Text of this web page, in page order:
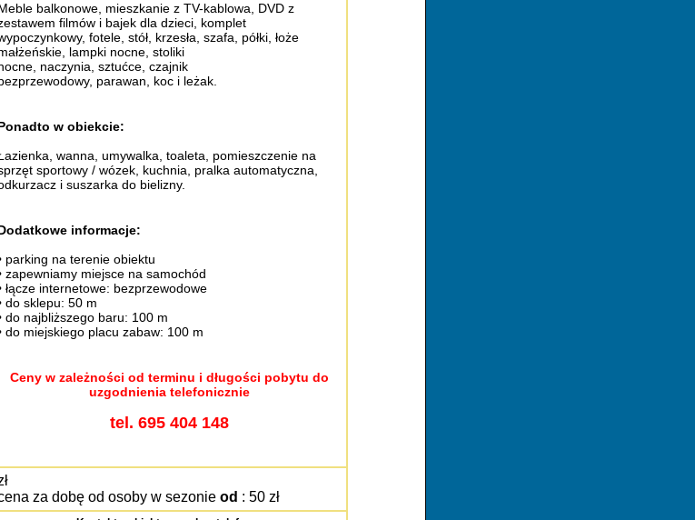
balkonowe, mieszkanie z TV-kablowa, DVD z
filmów i bajek dla dzieci, komplet
fotele, stół, krzesła, szafa, półki, łoże
lampki nocne, stoliki
naczynia, sztućce, czajnik
parawan, koc i leżak.
w obiekcie:
wanna, umywalka, toaleta, pomieszczenie na
sportowy / wózek, kuchnia, pralka automatyczna,
i suszarka do bielizny.
informacje:
parking na terenie obiektu
zapewniamy miejsce na samochód
łącze internetowe: bezprzewodowe
do sklepu: 50 m
do najbliższego baru: 100 m
do miejskiego placu zabaw: 100 m
​Ceny w zależności od terminu i długości pobytu do
uzgodnienia telefonicznie
tel. 695 404 148
za dobę od osoby w sezonie od : 50 zł